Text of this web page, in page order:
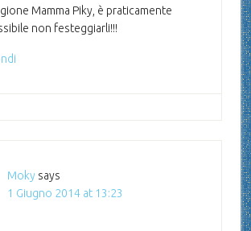
Mamma Piky, è praticamente
non festeggiarli!!!
Moky says
1 Giugno 2014 at 13:23